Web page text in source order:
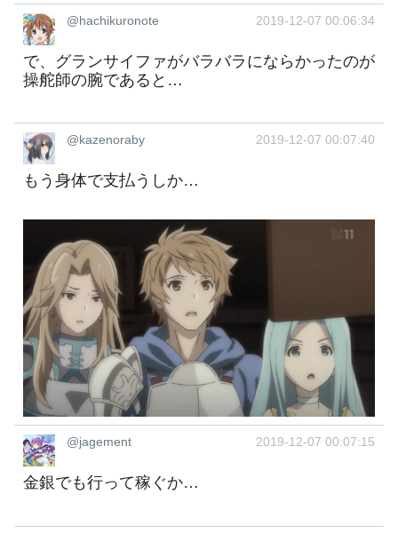
@hachikuronote 2019-12-07 00:06:34
で、グランサイファがバラバラにならかったのが
操舵師の腕であると…
@kazenoraby 2019-12-07 00:07:40
もう身体で支払うしか…
@jagement 2019-12-07 00:07:15
金銀でも行って稼ぐか…